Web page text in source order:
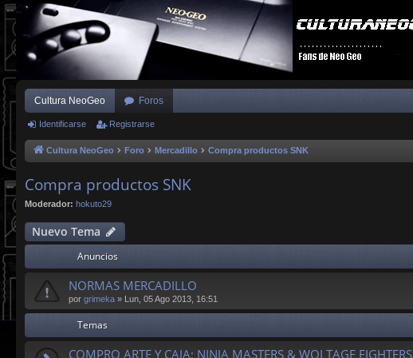
Cultura NeoGeo Foros
Identificarse Registrarse
Cultura NeoGeo Foro Mercadillo Compra productos SNK
Compra productos SNK
Moderador: hokuto29
Nuevo Tema
Anuncios
NORMAS MERCADILLO
por grimeka » Lun, 05 Ago 2013, 16:51
Temas
COMPRO ARTE Y CAJA: NINJA MASTERS & WOLTAGE FIGHTERS